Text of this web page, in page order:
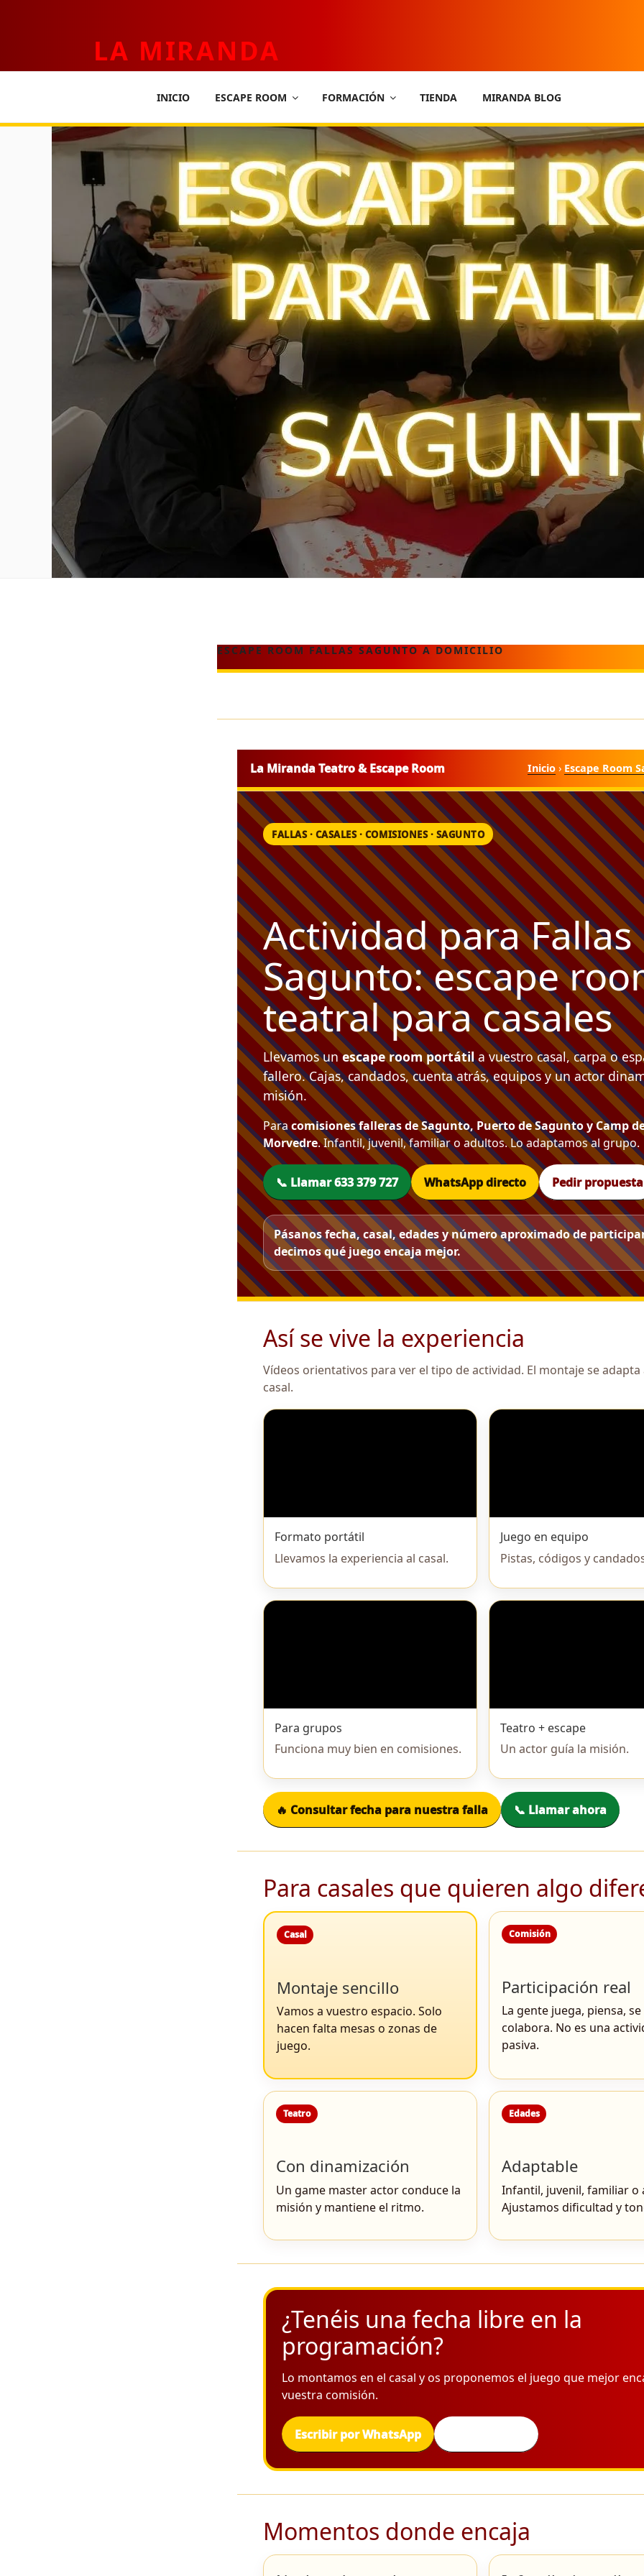
LA MIRANDA
INICIO ESCAPE ROOM FORMACIÓN TIENDA MIRANDA BLOG
ESCAPE ROOM FALLAS SAGUNTO A DOMICILIO
La Miranda Teatro & Escape Room Inicio › Escape Room
FALLAS · CASALES · COMISIONES · SAGUNTO
Actividad para Fallas
Sagunto: escape
teatral para casales
Llevamos unescape room portátila vuestro casal, carpa o
fallero. Cajas, candados, cuenta atrás, equipos y un actor
misión.
Paracomisiones falleras de Sagunto, Puerto de Sagunto y Camp
Morvedre. Infantil, juvenil, familiar o adultos. Lo adaptamos al grupo.
📞 Llamar 633 379 727 WhatsApp directo Pedir propuesta
Pásanos fecha, casal, edades y número aproximado de
decimos qué juego encaja mejor.
Así se vive la experiencia
Vídeos orientativos para ver el tipo de actividad. El montaje se
casal.
Formato portátil
Llevamos la experiencia al casal.
Juego en equipo
Pistas, códigos y
Para grupos
Funciona muy bien en comisiones.
Teatro + escape
Un actor guía la misión.
🔥 Consultar fecha para nuestra falla 📞 Llamar ahora
Para casales que quieren algo
Casal
Montaje sencillo
Vamos a vuestro espacio. Solo
hacen falta mesas o zonas de
juego.
Comisión
Participación real
La gente juega, piensa,
colabora. No es una
pasiva.
Teatro
Con dinamización
Un game master actor conduce la
misión y mantiene el ritmo.
Edades
Adaptable
Infantil, juvenil, familiar o
Ajustamos dificultad y
¿Tenéis una fecha libre en la
programación?
Lo montamos en el casal y os proponemos el juego que mejor
vuestra comisión.
Escribir por WhatsApp
Momentos donde encaja